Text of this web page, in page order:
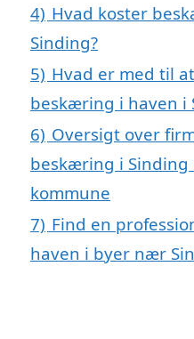
4) Hvad koster
Sinding?
5) Hvad er med til
beskæring i haven i
6) Oversigt over
beskæring i Sinding
kommune
7) Find en
haven i byer nær